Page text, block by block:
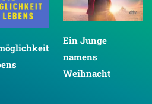
Ein Junge
namens
Weihnacht